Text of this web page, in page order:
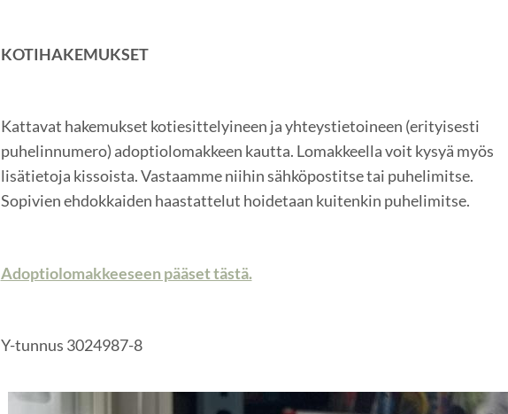
KOTIHAKEMUKSET
Kattavat hakemukset kotiesittelyineen ja yhteystietoineen (erityisesti
puhelinnumero) adoptiolomakkeen kautta. Lomakkeella voit kysyä myös
lisätietoja kissoista. Vastaamme niihin sähköpostitse tai puhelimitse.
Sopivien ehdokkaiden haastattelut hoidetaan kuitenkin puhelimitse.
Adoptiolomakkeeseen pääset tästä.
Y-tunnus 3024987-8